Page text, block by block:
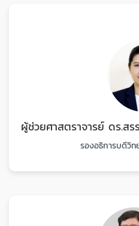
ผู้ช่วยศาสตราจารย์ ดร.ส
รองอธิการบดีวิท